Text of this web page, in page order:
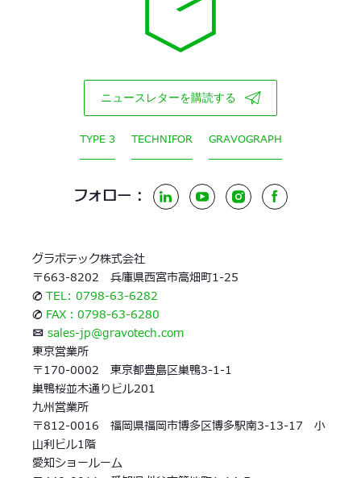
ニュースレターを購読する
TYPE 3 TECHNIFOR GRAVOGRAPH
フォロー : LinkedInYouTubeInstagramFacebook
グラボテック株式会社
〒663-8202 兵庫県西宮市高畑町1-25
✆ TEL: 0798-63-6282
✆ FAX：0798-63-6280
✉ sales-jp@gravotech.com
東京営業所
〒170-0002 東京都豊島区巣鴨3-1-1
巣鴨桜並木通りビル201
九州営業所
〒812-0016 福岡県福岡市博多区博多駅南3-13-17 小
山利ビル1階
愛知ショールーム